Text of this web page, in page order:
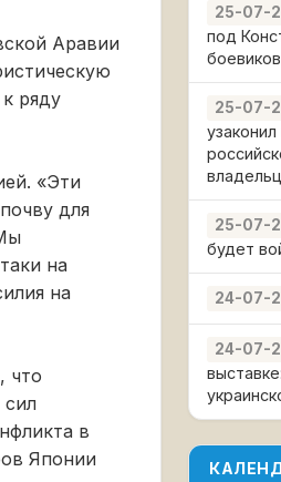
Аравии
ряду
«Эти
для
на
на
что
в
Японии
25-07-
под
25-07-
25-07-
будет
24-07-
24-07-